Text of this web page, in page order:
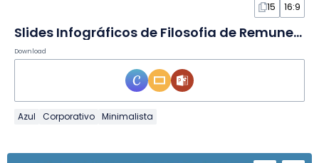
15 16:9
Slides Infográficos de Filosofia de Remuneração Modernos
Download
Azul Corporativo Minimalista